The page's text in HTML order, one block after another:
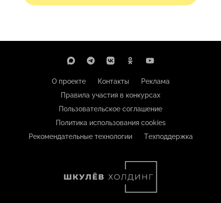
О проекте Контакты
Реклама
Правила участия в конкурсах
Пользовательское соглашение
Политика использования cookies
Рекомендательные технологии
Техподдержка